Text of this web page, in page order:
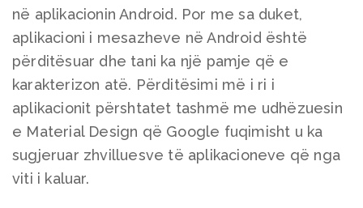
në aplikacionin Android. Por me sa duket,
aplikacioni i mesazheve në Android është
përditësuar dhe tani ka një pamje që e
karakterizon atë. Përditësimi më i ri i
aplikacionit përshtatet tashmë me udhëzuesin
e Material Design që Google fuqimisht u ka
sugjeruar zhvilluesve të aplikacioneve që nga
viti i kaluar.